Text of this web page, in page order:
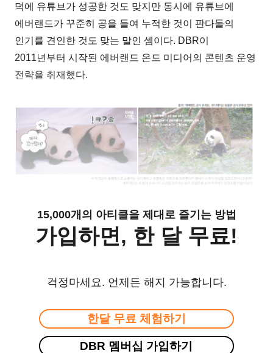
덕에 유튜브가 성공한 것도 맞지만 동시에 유튜브에
에버랜드가 꾸준히 공을 들여 누적한 것이 판다들의
인기를 견인한 것도 맞는 말인 셈이다. DBR이
2011년부터 시작된 에버랜드 온드 미디어의 콘텐츠 운영
전략을 취재했다.
15,000개의 아티클을 제대로 즐기는 방법
가입하면, 한 달 무료!
걱정마세요. 언제든 해지 가능합니다.
한달 무료 체험하기
DBR 멤버십 가입하기